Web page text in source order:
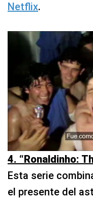
Netflix.
4. “Ronaldinho:
Esta serie
el presente del